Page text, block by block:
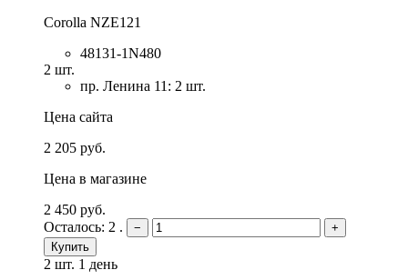
Corolla NZE121
48131-1N480
2 шт.
пр. Ленина 11: 2 шт.
Цена сайта
2 205 руб.
Цена в магазине
2 450 руб.
Осталось: 2 .
−
+
Купить
2 шт. 1 день